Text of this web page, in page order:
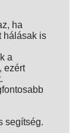
ha
hálásak is
a
ezért
segítség.